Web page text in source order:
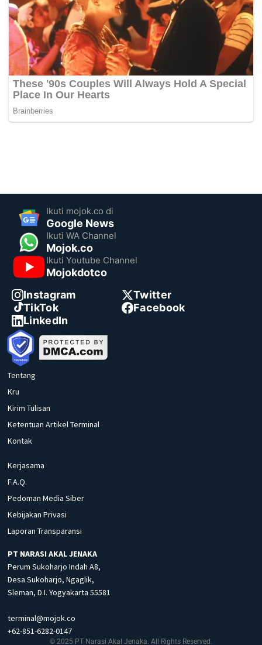
Ikuti mojok.co di
Google News
Ikuti WA Channel
Mojok.co
Ikuti Youtube Channel
Mojokdotco
Instagram
Twitter
TikTok
Facebook
LinkedIn
Tentang
Kru
Kirim Tulisan
Ketentuan Artikel Terminal
Kontak
Kerjasama
F.A.Q.
Pedoman Media Siber
Kebijakan Privasi
Laporan Transparansi
PT NARASI AKAL JENAKA
Perum Sukoharjo Indah A8,
Desa Sukoharjo, Ngaglik,
Sleman, D.I. Yogyakarta 55581
terminal@mojok.co
+62-851-6282-0147
© 2025 PT Narasi Akal Jenaka. All Rights Reserved.